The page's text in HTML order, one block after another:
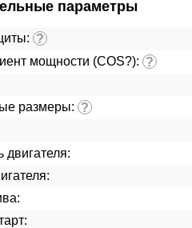
параметры
?
мощности (COS?): ?
размеры: ?
двигателя: